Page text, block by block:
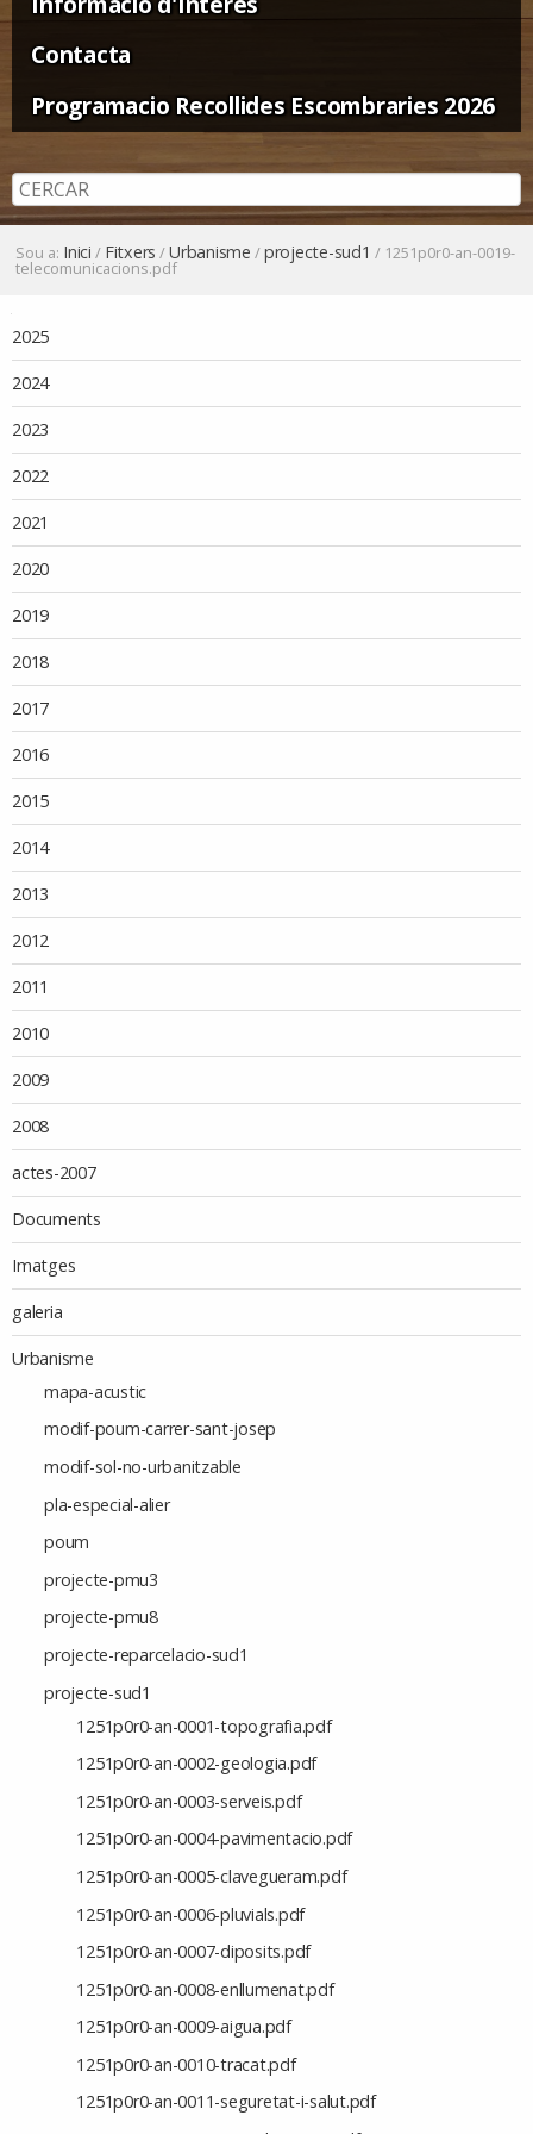
Contacta
Programacio Recollides Escombraries 2026
Sou a: Inici / Fitxers /Urbanisme /projecte-sud1 / 1251p0r0-an-0019-
telecomunicacions.pdf
2025
2024
2023
2022
2021
2020
2019
2018
2017
2016
2015
2014
2013
2012
2011
2010
2009
2008
actes-2007
Documents
Imatges
galeria
Urbanisme
mapa-acustic
modif-poum-carrer-sant-josep
modif-sol-no-urbanitzable
pla-especial-alier
poum
projecte-pmu3
projecte-pmu8
projecte-reparcelacio-sud1
projecte-sud1
1251p0r0-an-0001-topografia.pdf
1251p0r0-an-0002-geologia.pdf
1251p0r0-an-0003-serveis.pdf
1251p0r0-an-0004-pavimentacio.pdf
1251p0r0-an-0005-clavegueram.pdf
1251p0r0-an-0006-pluvials.pdf
1251p0r0-an-0007-diposits.pdf
1251p0r0-an-0008-enllumenat.pdf
1251p0r0-an-0009-aigua.pdf
1251p0r0-an-0010-tracat.pdf
1251p0r0-an-0011-seguretat-i-salut.pdf